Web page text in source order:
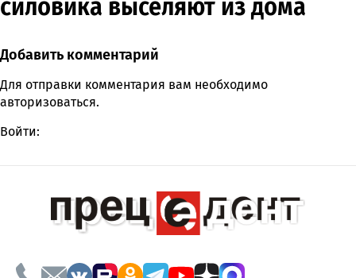
силовика выселяют из дома
Comment section
Добавить комментарий
Для отправки комментария вам необходимо
авторизоваться.
Войти: